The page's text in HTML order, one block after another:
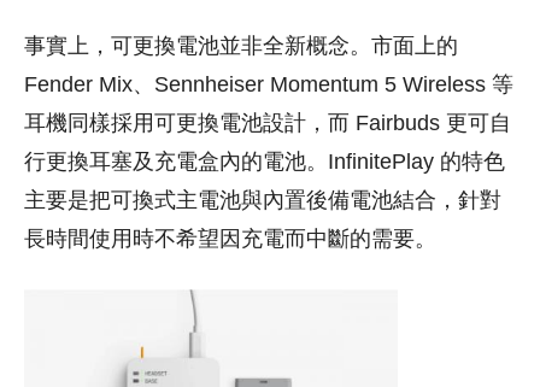
事實上，可更換電池並非全新概念。市面上的
Fender Mix、Sennheiser Momentum 5 Wireless 等
耳機同樣採用可更換電池設計，而 Fairbuds 更可自
行更換耳塞及充電盒內的電池。InfinitePlay 的特色
主要是把可換式主電池與內置後備電池結合，針對
長時間使用時不希望因充電而中斷的需要。